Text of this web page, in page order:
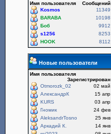
Имя пользователя
Сообщений
Kosmos
11349
BARABA
10198
Боб
9912
s1256
8253
HOOK
8112
Новые пользователи
Имя пользователя
Зарегистрирован
Otmorozk_02
02 май
АлександрК
15 апр
KURS
03 апр
Гномик
24 фев
AleksandrTosno
25 янв
Аркадий К.
14 янв